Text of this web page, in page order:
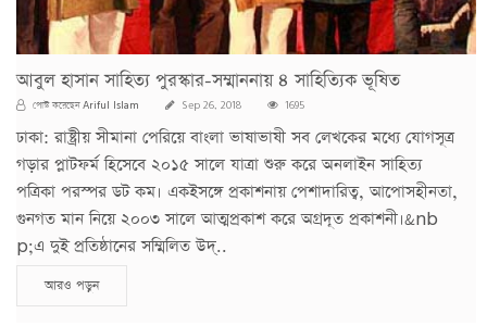
আবুল হাসান সাহিত্য পুরস্কার-সম্মাননায় ৪ সাহিত্যিক ভূষিত
পোস্ট করেছেনAriful Islam Sep 26, 2018 1695
ঢাকা: রাষ্ট্রীয় সীমানা পেরিয়ে বাংলা ভাষাভাষী সব লেখকের মধ্যে যোগসূত্র
গড়ার প্লাটফর্ম হিসেবে ২০১৫ সালে যাত্রা শুরু করে অনলাইন সাহিত্য
পত্রিকা পরস্পর ডট কম। একইসঙ্গে প্রকাশনায় পেশাদারিত্ব, আপোসহীনতা,
গুনগত মান নিয়ে ২০০৩ সালে আত্মপ্রকাশ করে অগ্রদূত প্রকাশনী।&nb
p;এ দুই প্রতিষ্ঠানের সম্মিলিত উদ্..
আরও পড়ুন